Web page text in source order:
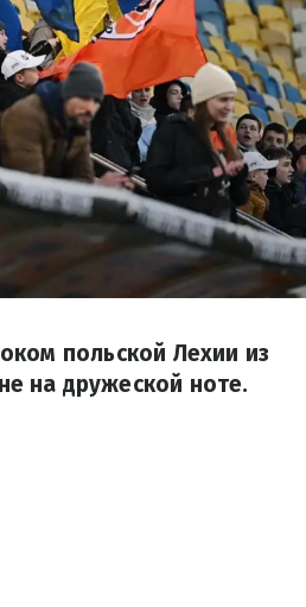
польской Лехии из
на дружеской ноте.